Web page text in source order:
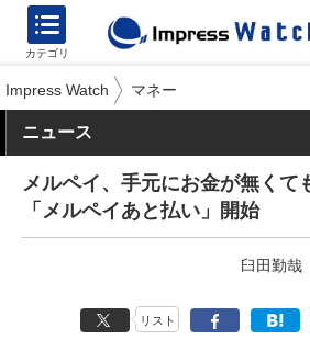
カテゴリ
Impress Watch マネー
ニュース
メルペイ、手元にお金が無くて
「メルペイあと払い」開始
臼田勤哉
リスト